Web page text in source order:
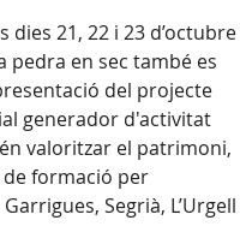
21, 22 i 23 d’octubre
pedra en sec també es
del projecte
generador d'activitat
valoritzar el patrimoni,
formació per
Segrià, L’Urgell